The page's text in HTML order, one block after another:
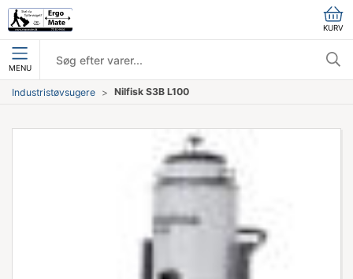
KURV
MENU
Industristøvsugere Nilfisk S3B L100